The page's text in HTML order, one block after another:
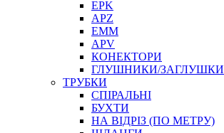
EPK
APZ
EMM
APV
КОНЕКТОРИ
ГЛУШНИКИ/ЗАГЛУШКИ
ТРУБКИ
СПІРАЛЬНІ
БУХТИ
НА ВІДРІЗ (ПО МЕТРУ)